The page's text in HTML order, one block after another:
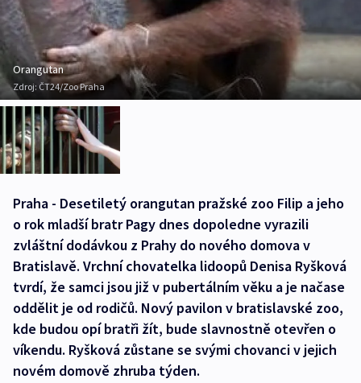
Orangutan
Zdroj: ČT24/Zoo Praha
Praha - Desetiletý orangutan pražské zoo Filip a jeho
o rok mladší bratr Pagy dnes dopoledne vyrazili
zvláštní dodávkou z Prahy do nového domova v
Bratislavě. Vrchní chovatelka lidoopů Denisa Ryšková
tvrdí, že samci jsou již v pubertálním věku a je načase
oddělit je od rodičů. Nový pavilon v bratislavské zoo,
kde budou opí bratři žít, bude slavnostně otevřen o
víkendu. Ryšková zůstane se svými chovanci v jejich
novém domově zhruba týden.